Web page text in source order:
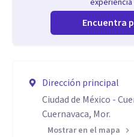
Encuentra
Dirección principal
Ciudad de México -
Cuernavaca, Mor.
Mostrar en el mapa